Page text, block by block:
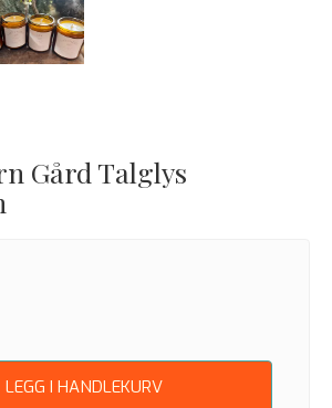
Gård Talglys
LEGG I HANDLEKURV